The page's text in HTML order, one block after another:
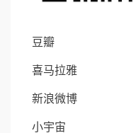
豆瓣
喜马拉雅
新浪微博
小宇宙